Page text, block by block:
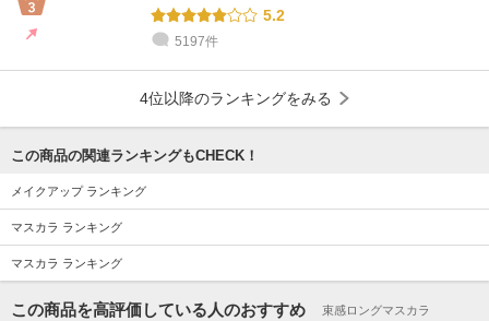
5.2
5197件
4位以降のランキングをみる
この商品の関連ランキングもCHECK！
メイクアップ ランキング
マスカラ ランキング
マスカラ ランキング
この商品を高評価している人のおすすめ 束感ロングマスカラ